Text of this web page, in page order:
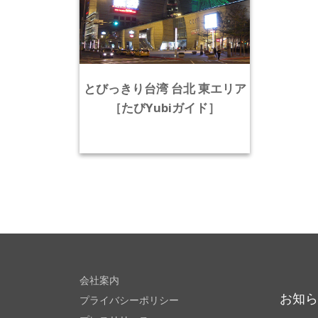
とびっきり台湾 台北 東エリア
［たびYubiガイド］
会社案内
プライバシーポリシー
お知